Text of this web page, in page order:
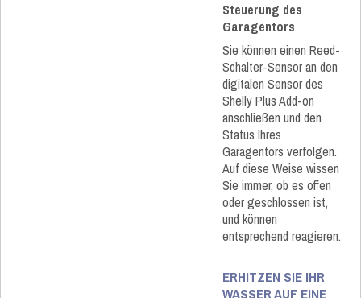
Steuerung des
Garagentors
Sie können einen Reed-
Schalter-Sensor an den
digitalen Sensor des
Shelly Plus Add-on
anschließen und den
Status Ihres
Garagentors verfolgen.
Auf diese Weise wissen
Sie immer, ob es offen
oder geschlossen ist,
und können
entsprechend reagieren.
ERHITZEN SIE IHR
WASSER AUF EINE